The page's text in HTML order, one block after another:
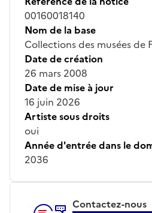
00160018140
Nom de la base
Collections des musées de
Date de création
26 mars 2008
Date de mise à jour
16 juin 2026
Artiste sous droits
oui
Année d'entrée dans le
2036
Contactez-nous